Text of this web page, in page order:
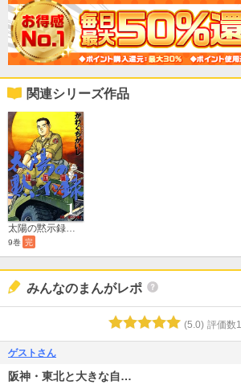
関連シリーズ作品
9巻 完
みんなのまんがレポ
(5.0) 評価数1
ゲストさん
阪神・東北と大きな自…